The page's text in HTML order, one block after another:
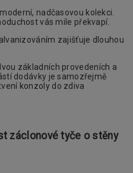
nadčasovou kolekci.
vás mile překvapí.
zajišťuje dlouhou
základních provedeních a
dodávky je samozřejmě
konzoly do zdiva
záclonové tyče o stěny